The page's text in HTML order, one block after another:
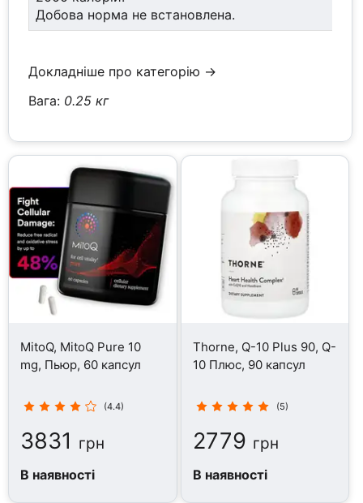
Добова норма не встановлена.
Докладніше про категорію →
Вага: 0.25 кг
MitoQ, MitoQ Pure 10
mg, Пьюр, 60 капсул
(4.4)
3831 грн
В наявності
Thorne, Q-10 Plus 90, Q-
10 Плюс, 90 капсул
(5)
2779 грн
В наявності